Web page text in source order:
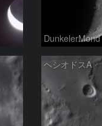
DunkelerMond
ヘシオドスA